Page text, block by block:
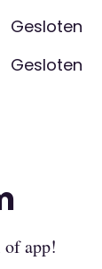
Gesloten
Gesloten
of app!